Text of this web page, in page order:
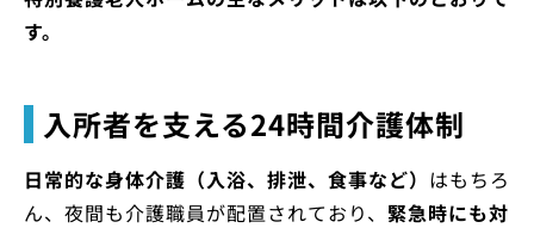
す。
入所者を支える24時間介護体制
日常的な身体介護（入浴、排泄、食事など） はもちろ
ん、夜間も介護職員が配置されており、 緊急時にも対